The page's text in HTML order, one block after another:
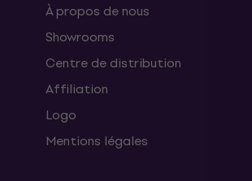
À propos de nous
Showrooms
Centre de distribution
Affiliation
Logo
Mentions légales